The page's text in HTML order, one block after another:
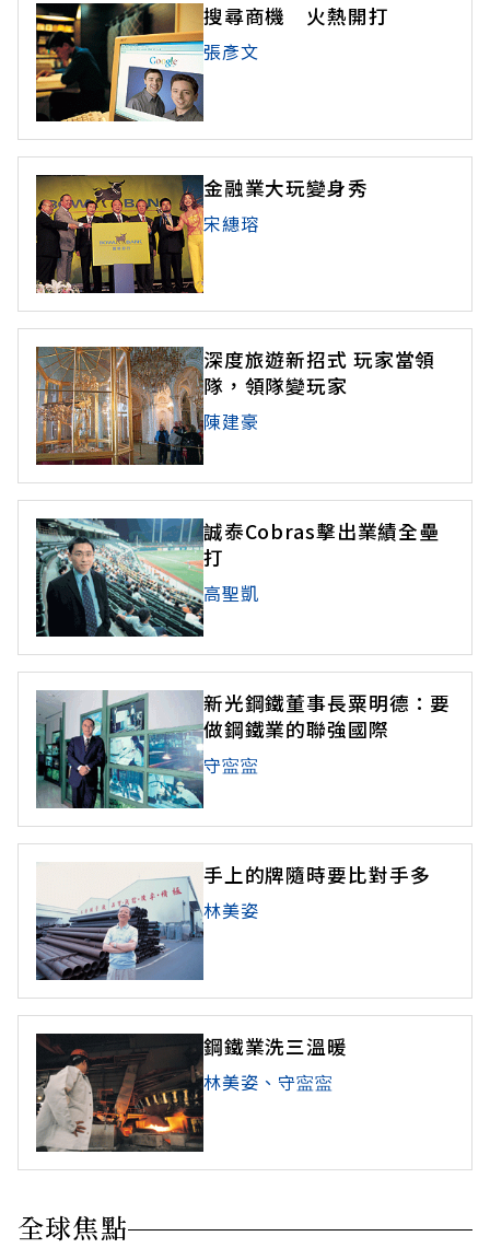
搜尋商機 火熱開打
張彥文
金融業大玩變身秀
宋繐瑢
深度旅遊新招式 玩家當領
隊，領隊變玩家
陳建豪
誠泰Cobras擊出業績全壘
打
高聖凱
新光鋼鐵董事長粟明德：要
做鋼鐵業的聯強國際
守寍寍
手上的牌隨時要比對手多
林美姿
鋼鐵業洗三溫暖
林美姿、守寍寍
全球焦點